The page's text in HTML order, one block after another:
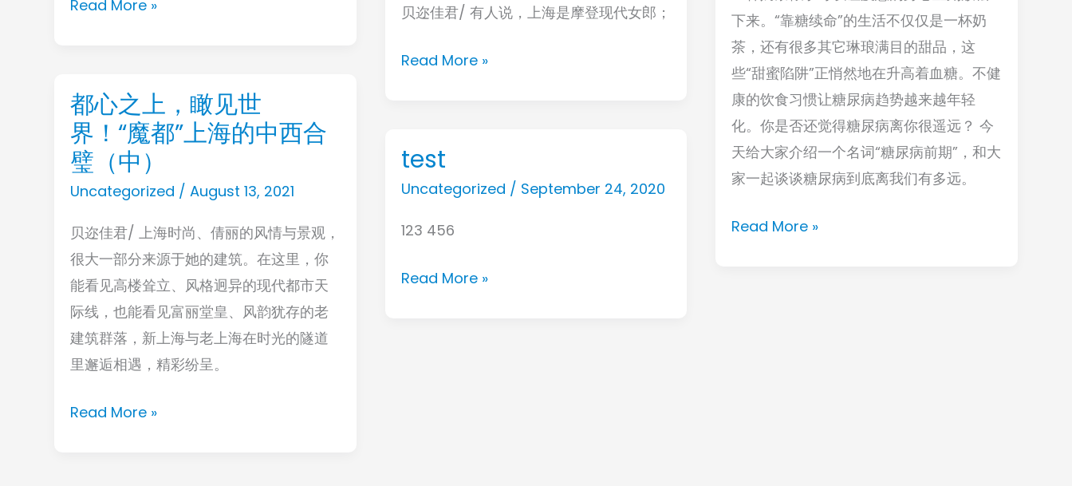
门
戈”起
地
及
篇，
赏
心
悦
目！
值
得
书
斋
收
藏，
啡
Read More »
下来。“靠糖续命”的生活不仅仅是一杯奶
茶，还有很多其它琳琅满目的甜品，这
些“甜蜜陷阱”正悄然地在升高着血糖。不健
康的饮食习惯让糖尿病趋势越来越年轻
化。你是否还觉得糖尿病离你很遥远？ 今
天给大家介绍一个名词“糖尿病前期”，和大
家一起谈谈糖尿病到底离我们有多远。
糖
尿
病
有
多
远？
六
饮
Read More »
贝迩佳君/ 有人说，上海是摩登现代女郎；
见
界！
海
的
时
尚
调
Read More »
都心之上，瞰见世
界！“魔都”上海的中西合
璧（中）
Uncategorized / August 13, 2021
贝迩佳君/ 上海时尚、倩丽的风情与景观，
很大一部分来源于她的建筑。在这里，你
能看见高楼耸立、风格迥异的现代都市天
际线，也能看见富丽堂皇、风韵犹存的老
建筑群落，新上海与老上海在时光的隧道
里邂逅相遇，精彩纷呈。
都
心
之
上，
见
世
界！“魔
都”上
海
的
西
Read More »
test
Uncategorized / September 24, 2020
123 456
test
Read More »